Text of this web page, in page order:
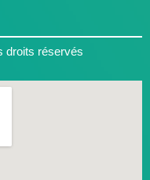
droits réservés